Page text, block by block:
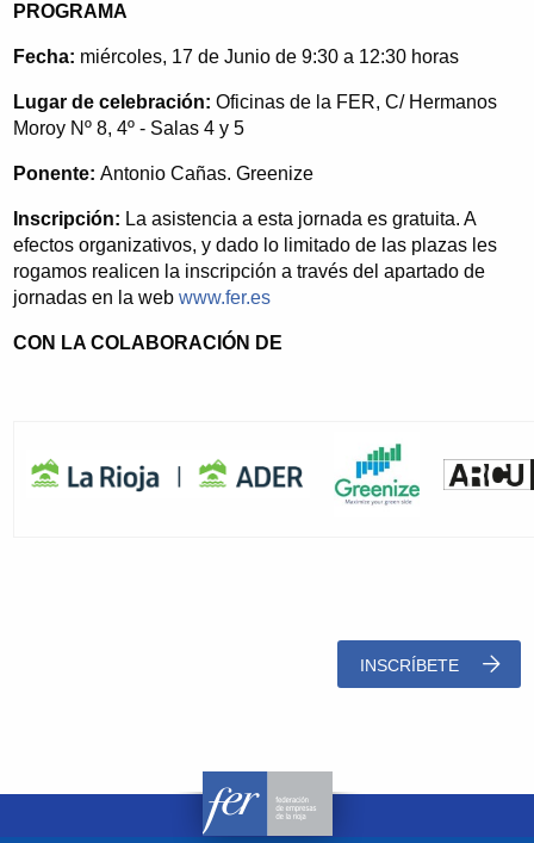
PROGRAMA
Fecha: miércoles, 17 de Junio de 9:30 a 12:30 horas
Lugar de celebración:Oficinas de la FER, C/ Hermanos
Moroy Nº 8, 4º - Salas 4 y 5
Ponente: Antonio Cañas. Greenize
Inscripción: La asistencia a esta jornada es gratuita. A
efectos organizativos, y dado lo limitado de las plazas les
rogamos realicen la inscripción a través del apartado de
jornadas en la webwww.fer.es
CON LA COLABORACIÓN DE
INSCRÍBETE